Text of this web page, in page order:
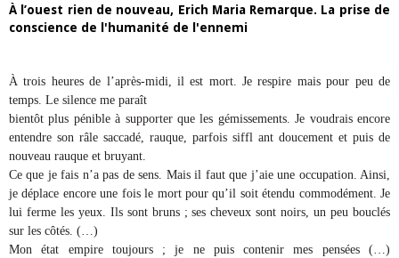
À l’ouest rien de nouveau, Erich Maria Remarque. La prise de
conscience de l'humanité de l'ennemi
À trois heures de l’après-midi, il est mort. Je respire mais pour peu de
temps. Le silence me paraît
bientôt plus pénible à supporter que les gémissements. Je voudrais encore
entendre son râle saccadé, rauque, parfois siffl ant doucement et puis de
nouveau rauque et bruyant.
Ce que je fais n’a pas de sens. Mais il faut que j’aie une occupation. Ainsi,
je déplace encore une fois le mort pour qu’il soit étendu commodément. Je
lui ferme les yeux. Ils sont bruns ; ses cheveux sont noirs, un peu bouclés
sur les côtés. (…)
Mon état empire toujours ; je ne puis contenir mes pensées (…)